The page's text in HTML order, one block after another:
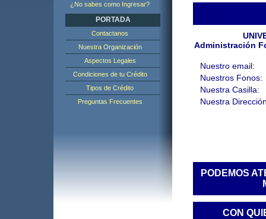
¿No sabes como Ingresar?
PORTADA
Contactanos
Nuestra Organización
Aspectos Legales
Condiciones de tu Crédito
Tipos de Crédito
Preguntas Frecuentes
Administración
Nuestro email:
Nuestros Fonos:
Nuestra Casilla:
Nuestra
PODEMOS
CON